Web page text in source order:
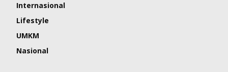
Internasional
Lifestyle
UMKM
Nasional